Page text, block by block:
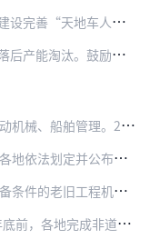
检验机构联网、重型柴油车远程排放监控，以及路检路查和入户…
产品和僵尸企业。对不能维持正常生产经营的企业进行为期两年…
准。进口二手非道路移动机械和发动机应达到国家现行的新生产非道路…
年年底前完成，其他地区城市2020年6月底前完成。各地秋冬季…
旧农业机械淘汰报废。采取限制使用等措施，促进老旧燃油工程机械…
监督抽测、超标后处罚撤场的管理制度。推进工程机械安装精准定位…